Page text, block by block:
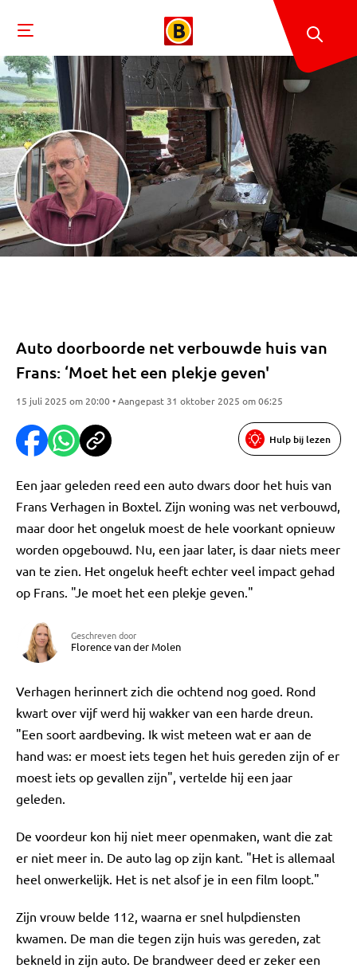
Auto doorboorde net verbouwde huis van
Frans: ‘Moet het een plekje geven'
15 juli 2025 om 20:00 • Aangepast 31 oktober 2025 om 06:25
Hulp bij lezen
Een jaar geleden reed een auto dwars door het huis van
Frans Verhagen in Boxtel. Zijn woning was net verbouwd,
maar door het ongeluk moest de hele voorkant opnieuw
worden opgebouwd. Nu, een jaar later, is daar niets meer
van te zien. Het ongeluk heeft echter veel impact gehad
op Frans. "Je moet het een plekje geven."
Geschreven door
Florence van der Molen
Verhagen herinnert zich die ochtend nog goed. Rond
kwart over vijf werd hij wakker van een harde dreun.
"Een soort aardbeving. Ik wist meteen wat er aan de
hand was: er moest iets tegen het huis gereden zijn of er
moest iets op gevallen zijn", vertelde hij een jaar
geleden.
De voordeur kon hij niet meer openmaken, want die zat
er niet meer in. De auto lag op zijn kant. "Het is allemaal
heel onwerkelijk. Het is net alsof je in een film loopt."
Zijn vrouw belde 112, waarna er snel hulpdiensten
kwamen. De man die tegen zijn huis was gereden, zat
bekneld in zijn auto. De brandweer deed er zeker een